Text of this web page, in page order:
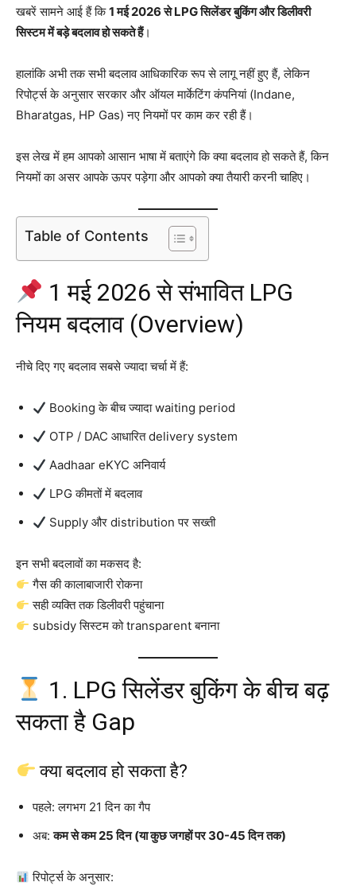
खबरें सामने आई हैं कि1 मई 2026 से LPG सिलेंडर बुकिंग और डिलीवरी
सिस्टम में बड़े बदलाव हो सकते हैं।
हालांकि अभी तक सभी बदलाव आधिकारिक रूप से लागू नहीं हुए हैं, लेकिन
रिपोर्ट्स के अनुसार सरकार और ऑयल मार्केटिंग कंपनियां (Indane,
Bharatgas, HP Gas) नए नियमों पर काम कर रही हैं।
इस लेख में हम आपको आसान भाषा में बताएंगे कि क्या बदलाव हो सकते हैं, किन
नियमों का असर आपके ऊपर पड़ेगा और आपको क्या तैयारी करनी चाहिए।
Table of Contents
1 मई 2026 से संभावित LPG
नियम बदलाव (Overview)
नीचे दिए गए बदलाव सबसे ज्यादा चर्चा में हैं:
Booking के बीच ज्यादा waiting period
OTP / DAC आधारित delivery system
Aadhaar eKYC अनिवार्य
LPG कीमतों में बदलाव
Supply और distribution पर सख्ती
इन सभी बदलावों का मकसद है:
गैस की कालाबाजारी रोकना
सही व्यक्ति तक डिलीवरी पहुंचाना
subsidy सिस्टम को transparent बनाना
1. LPG सिलेंडर बुकिंग के बीच बढ़
सकता है Gap
क्या बदलाव हो सकता है?
पहले: लगभग 21 दिन का गैप
अब:कम से कम 25 दिन (या कुछ जगहों पर 30-45 दिन तक)
रिपोर्ट्स के अनुसार: